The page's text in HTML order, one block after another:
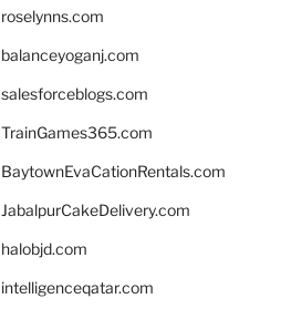
roselynns.com
balanceyoganj.com
salesforceblogs.com
TrainGames365.com
BaytownEvaCationRentals.com
JabalpurCakeDelivery.com
halobjd.com
intelligenceqatar.com